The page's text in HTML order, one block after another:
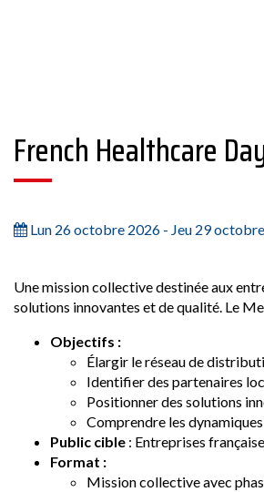
French Healthcare
Lun 26 octobre 2026 - Jeu 29
Une mission collective destinée aux
solutions innovantes et de qualité. Le
Objectifs :
Élargir le réseau de
Identifier des partenaires
Positionner des solutions
Comprendre les
Public cible : Entreprises
Format :
Mission collective avec